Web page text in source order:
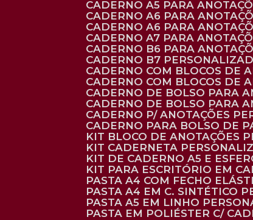
CADERNO A5 PARA
CADERNO A6 PARA
CADERNO A6 PARA
CADERNO A7 PARA
CADERNO B6 PARA
CADERNO B7
CADERNO COM BLOCOS DE
CADERNO COM BLOCOS DE
CADERNO DE BOLSO PARA
CADERNO DE BOLSO PARA
CADERNO P/ ANOTAÇÕES
CADERNO PARA BOLSO DE
KIT BLOCO DE ANOTAÇÕES
KIT CADERNETA
KIT DE CADERNO A5 E
KIT PARA ESCRITÓRIO EM
PASTA A4 COM FECHO
PASTA A4 EM C. SINTÉTICO
PASTA A5 EM LINHO
PASTA EM POLIÉSTER C/